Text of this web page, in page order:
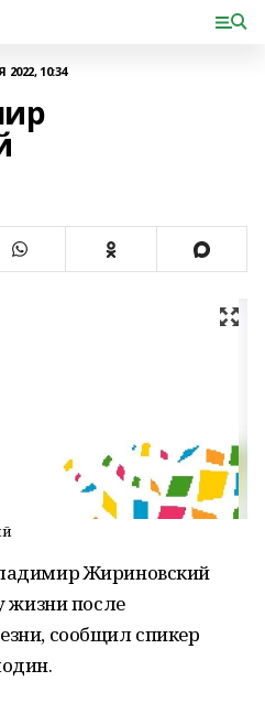
2022, 10:34
Жириновский
жизни после
сообщил спикер